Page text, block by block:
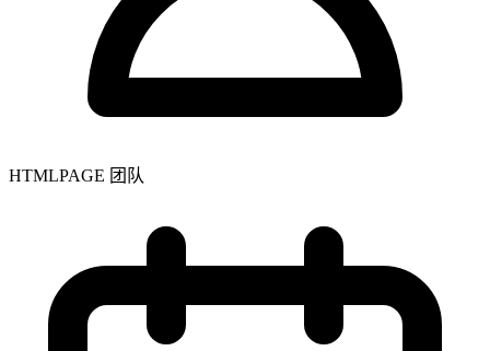
HTMLPAGE 团队